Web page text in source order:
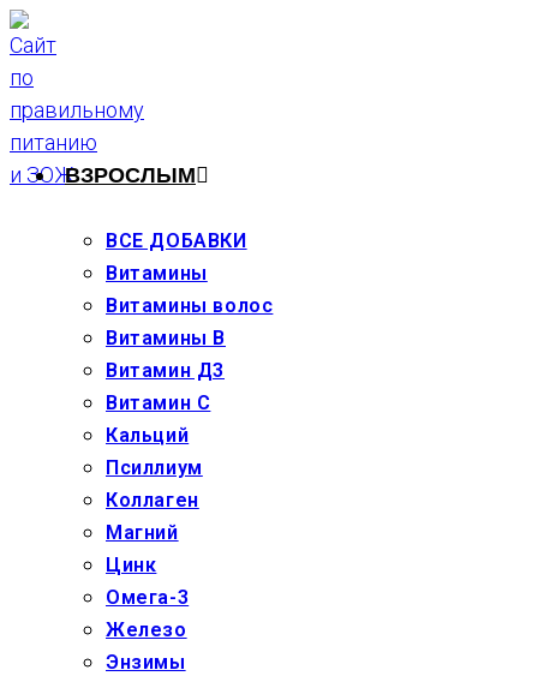
Перейти
к
содержимому
ВЗРОСЛЫМ
ВСЕ ДОБАВКИ
Витамины
Витамины волос
Витамины В
Витамин Д3
Витамин С
Кальций
Псиллиум
Коллаген
Магний
Цинк
Омега-3
Железо
Энзимы